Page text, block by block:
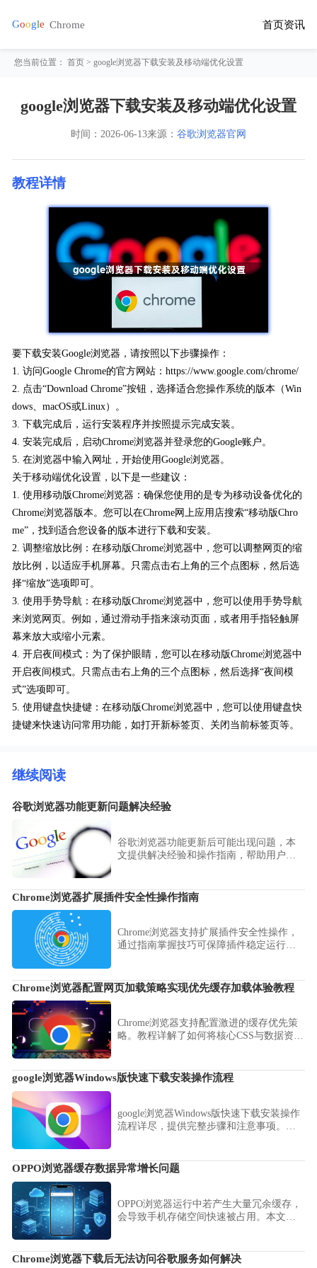
首页资讯
您当前位置：首页 > google浏览器下载安装及移动端优化设置
google浏览器下载安装及移动端优化设置
时间： 2026-06-13来源： 谷歌浏览器官网
教程详情
要下载安装Google浏览器，请按照以下步骤操作：
1. 访问Google Chrome的官方网站：https://www.google.com/chrome/
2. 点击“Download Chrome”按钮，选择适合您操作系统的版本（Win
dows、macOS或Linux）。
3. 下载完成后，运行安装程序并按照提示完成安装。
4. 安装完成后，启动Chrome浏览器并登录您的Google账户。
5. 在浏览器中输入网址，开始使用Google浏览器。
关于移动端优化设置，以下是一些建议：
1. 使用移动版Chrome浏览器：确保您使用的是专为移动设备优化的
Chrome浏览器版本。您可以在Chrome网上应用店搜索“移动版Chro
me”，找到适合您设备的版本进行下载和安装。
2. 调整缩放比例：在移动版Chrome浏览器中，您可以调整网页的缩
放比例，以适应手机屏幕。只需点击右上角的三个点图标，然后选
择“缩放”选项即可。
3. 使用手势导航：在移动版Chrome浏览器中，您可以使用手势导航
来浏览网页。例如，通过滑动手指来滚动页面，或者用手指轻触屏
幕来放大或缩小元素。
4. 开启夜间模式：为了保护眼睛，您可以在移动版Chrome浏览器中
开启夜间模式。只需点击右上角的三个点图标，然后选择“夜间模
式”选项即可。
5. 使用键盘快捷键：在移动版Chrome浏览器中，您可以使用键盘快
捷键来快速访问常用功能，如打开新标签页、关闭当前标签页等。
继续阅读
谷歌浏览器功能更新问题解决经验
谷歌浏览器功能更新后可能出现问题，本
文提供解决经验和操作指南，帮助用户快
Chrome浏览器扩展插件安全性操作指南
Chrome浏览器支持扩展插件安全性操作，
通过指南掌握技巧可保障插件稳定运行，
Chrome浏览器配置网页加载策略实现优先缓存加载体验教程
Chrome浏览器支持配置激进的缓存优先策
略。教程详解了如何将核心CSS与数据资源
验。
google浏览器Windows版快速下载安装操作流程
google浏览器Windows版快速下载安装操作
流程详尽，提供完整步骤和注意事项。本
OPPO浏览器缓存数据异常增长问题
OPPO浏览器运行中若产生大量冗余缓存，
会导致手机存储空间快速被占用。本文揭
通过优化存储占用，有效提升手机的整体
Chrome浏览器下载后无法访问谷歌服务如何解决